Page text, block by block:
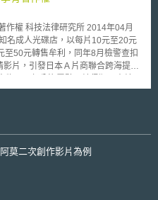
進行行政決策的情境。隨著影響力
性的審查。 （三）第三階
倫理檢查，共達90個檢核項目。
內
、公開傳輸、改作或重製等利用行
年04月
至50元轉售牟利，同年8月檢警查扣
片，引發日本Ａ片商聯合跨海提
販賣猥褻物品罪起訴，但台北地院
上訴智慧財產
教授黃銘傑鑑定，鑑定認為其中3
屬具原創性的著作，遂改判違反
能享有著作權，主要是採納最高
莫二次創作影片為例